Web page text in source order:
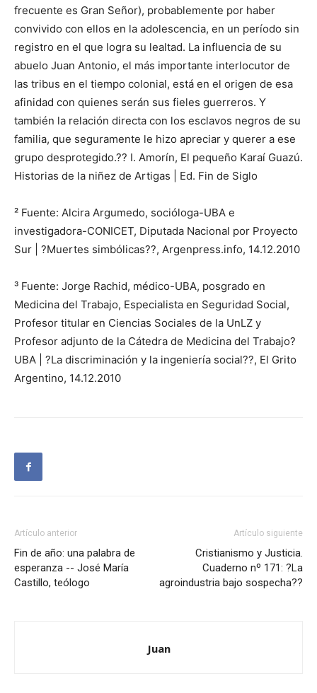
frecuente es Gran Señor), probablemente por haber
convivido con ellos en la adolescencia, en un período sin
registro en el que logra su lealtad. La influencia de su
abuelo Juan Antonio, el más importante interlocutor de
las tribus en el tiempo colonial, está en el origen de esa
afinidad con quienes serán sus fieles guerreros. Y
también la relación directa con los esclavos negros de su
familia, que seguramente le hizo apreciar y querer a ese
grupo desprotegido.?? I. Amorín, El pequeño Karaí Guazú.
Historias de la niñez de Artigas | Ed. Fin de Siglo
² Fuente: Alcira Argumedo, socióloga-UBA e
investigadora-CONICET, Diputada Nacional por Proyecto
Sur | ?Muertes simbólicas??, Argenpress.info, 14.12.2010
³ Fuente: Jorge Rachid, médico-UBA, posgrado en
Medicina del Trabajo, Especialista en Seguridad Social,
Profesor titular en Ciencias Sociales de la UnLZ y
Profesor adjunto de la Cátedra de Medicina del Trabajo?
UBA | ?La discriminación y la ingeniería social??, El Grito
Argentino, 14.12.2010
Artículo anterior
Fin de año: una palabra de
esperanza -- José María
Castillo, teólogo
Artículo siguiente
Cristianismo y Justicia.
Cuaderno nº 171: ?La
agroindustria bajo sospecha??
Juan